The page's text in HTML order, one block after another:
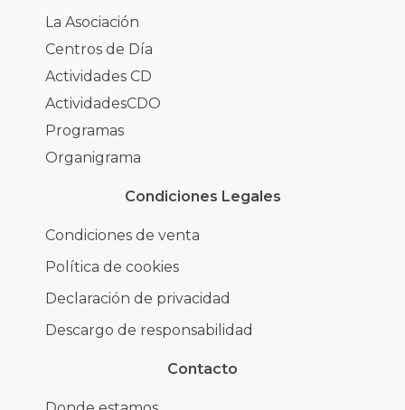
La Asociación
Centros de Día
Actividades CD
ActividadesCDO
Programas
Organigrama
Condiciones Legales
Condiciones de venta
Política de cookies
Declaración de privacidad
Descargo de responsabilidad
Contacto